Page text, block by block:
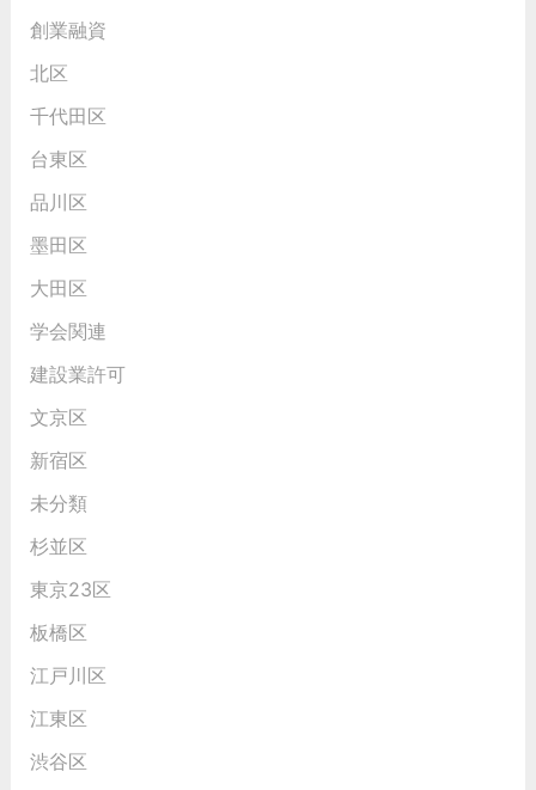
創業融資
北区
千代田区
台東区
品川区
墨田区
大田区
学会関連
建設業許可
文京区
新宿区
未分類
杉並区
東京23区
板橋区
江戸川区
江東区
渋谷区